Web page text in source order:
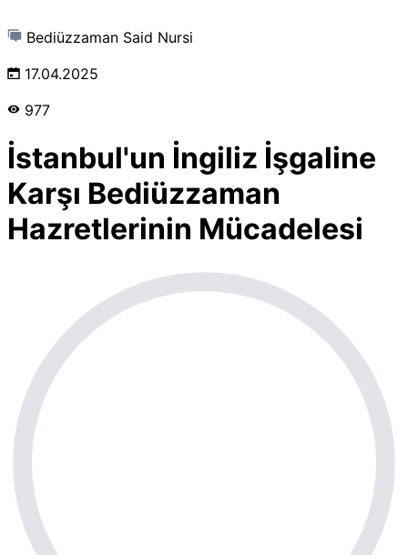
Bediüzzaman Said Nursi
17.04.2025
977
İstanbul'un İngiliz İşgaline
Karşı Bediüzzaman
Hazretlerinin Mücadelesi